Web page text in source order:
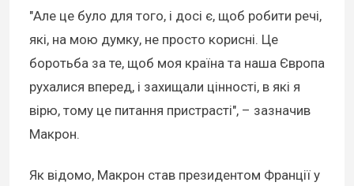
"Але це було для того, і досі є, щоб робити речі,
які, на мою думку, не просто корисні. Це
боротьба за те, щоб моя країна та наша Європа
рухалися вперед, і захищали цінності, в які я
вірю, тому це питання пристрасті", – зазначив
Макрон.
Як відомо, Макрон став президентом Франції у